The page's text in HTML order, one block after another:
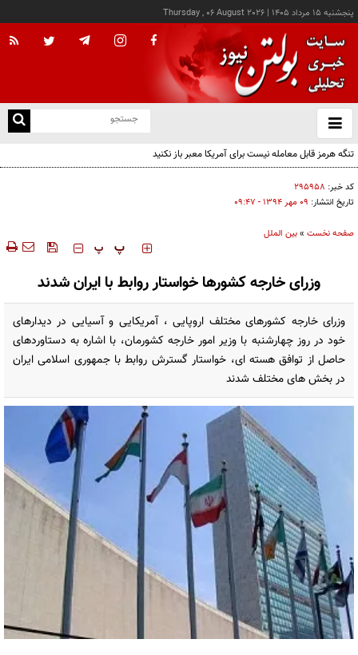
پنجشنبه ۱۵ مرداد ۱۴۰۵ |
Thursday , 06 August 2026
باز
و
تنگه هرمز قابل معامله نیست برای آمریکا معبر باز نکنید
کد خبر: ۲۹۵۹۵۸
تاریخ انتشار: ۰۹ مهر ۱۳۹۴ - ۰۹:۴۷
صفحه نخست »بین الملل
‍‍‍ پ پ
وزرای خارجه کشورها خواستار روابط با ایران شدند
وزرای خارجه کشورهای مختلف اروپایی ، آمریکایی و آسیایی در دیدارهای
خود در روز چهارشنبه با وزیر امور خارجه کشورمان، با اشاره به دستاوردهای
حاصل از توافق هسته ای، خواستار گسترش روابط با جمهوری اسلامی ایران
در بخش های مختلف شدند